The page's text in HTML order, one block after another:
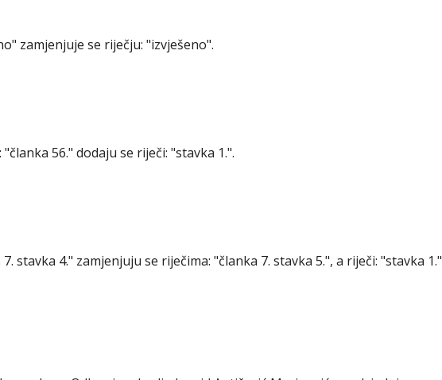
zamjenjuje se riječju: "izvješeno".
56." dodaju se riječi: "stavka 1.".
stavka 4." zamjenjuju se riječima: "članka 7. stavka 5.", a riječi: "stavka 1."